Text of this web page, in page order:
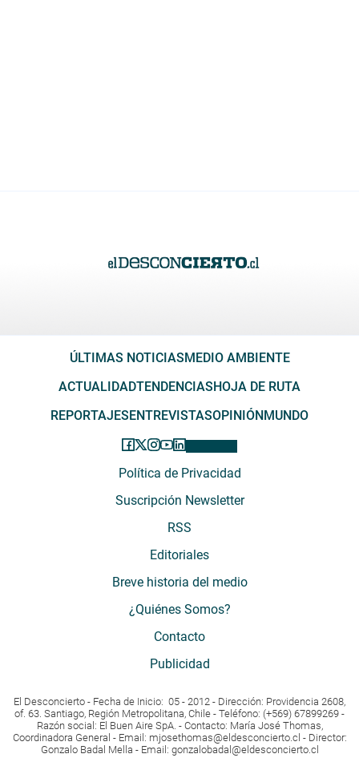
ÚLTIMAS NOTICIASMEDIO AMBIENTE
ACTUALIDADTENDENCIASHOJA DE RUTA
REPORTAJESENTREVISTASOPINIÓNMUNDO
Política de Privacidad
Suscripción Newsletter
RSS
Editoriales
Breve historia del medio
¿Quiénes Somos?
Contacto
Publicidad
El Desconcierto - Fecha de Inicio: 05 - 2012 - Dirección: Providencia 2608,
of. 63. Santiago, Región Metropolitana, Chile - Teléfono: (+569) 67899269 -
Razón social: El Buen Aire SpA. - Contacto: María José Thomas,
Coordinadora General - Email: mjosethomas@eldesconcierto.cl - Director:
Gonzalo Badal Mella - Email: gonzalobadal@eldesconcierto.cl